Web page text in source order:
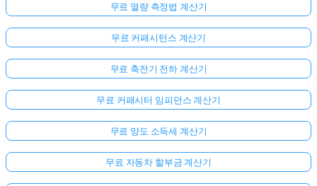
무료 열량 측정법 계산기
무료 커패시턴스 계산기
무료 축전기 전하 계산기
무료 커패시터 임피던스 계산기
무료 양도 소득세 계산기
무료 자동차 할부금 계산기